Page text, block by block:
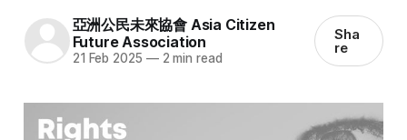
亞洲公民未來協會 Asia Citizen
Future Association
21 Feb 2025 —2 min read
Sha
re